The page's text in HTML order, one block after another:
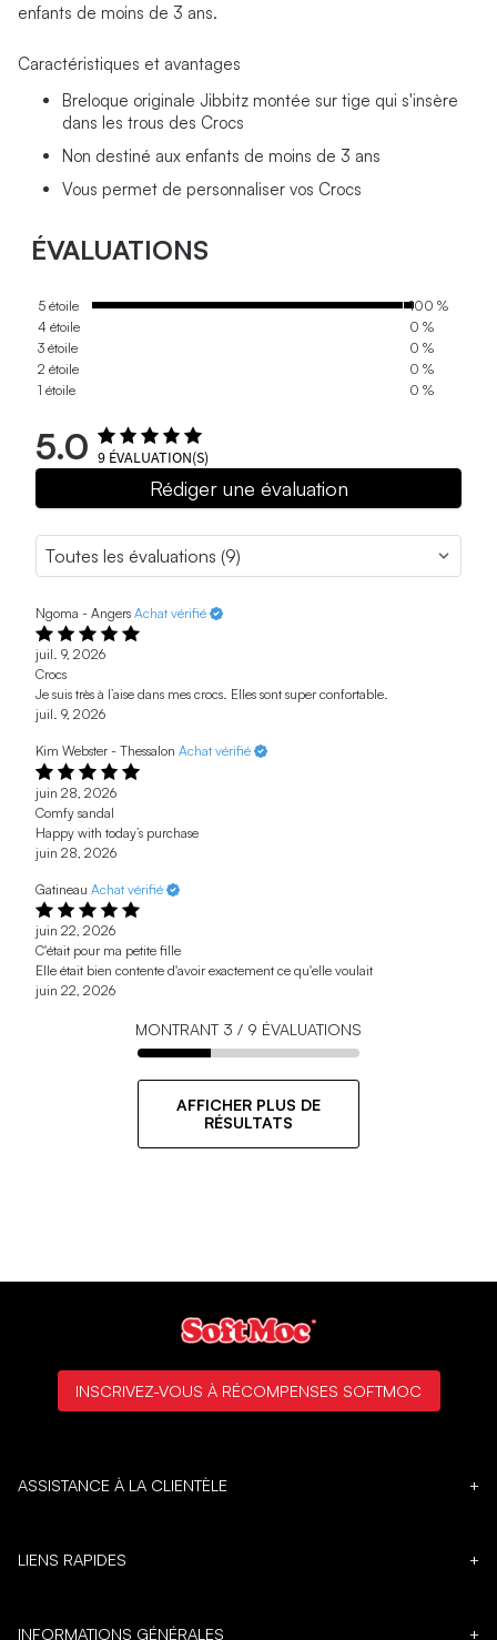
enfants de moins de 3 ans.
Caractéristiques et avantages
Breloque originale Jibbitz montée sur tige qui s'insère
dans les trous des Crocs
Non destiné aux enfants de moins de 3 ans
Vous permet de personnaliser vos Crocs
ÉVALUATIONS
5 étoile
100 %
4 étoile
0 %
3 étoile
0 %
2 étoile
0 %
1 étoile
0 %
5.0 9 ÉVALUATION(S)
Rédiger une évaluation
Ngoma - Angers Achat vérifié
juil. 9, 2026
Crocs
Je suis très à l’aise dans mes crocs. Elles sont super confortable.
juil. 9, 2026
Kim Webster - Thessalon Achat vérifié
juin 28, 2026
Comfy sandal
Happy with today’s purchase
juin 28, 2026
Gatineau Achat vérifié
juin 22, 2026
C'était pour ma petite fille
Elle était bien contente d'avoir exactement ce qu'elle voulait
juin 22, 2026
MONTRANT 3 / 9 ÉVALUATIONS
AFFICHER PLUS DE
RÉSULTATS
ASSISTANCE À LA CLIENTÈLE +
LIENS RAPIDES +
INFORMATIONS GÉNÉRALES +
INSCRIVEZ-VOUS À RÉCOMPENSES SOFTMOC